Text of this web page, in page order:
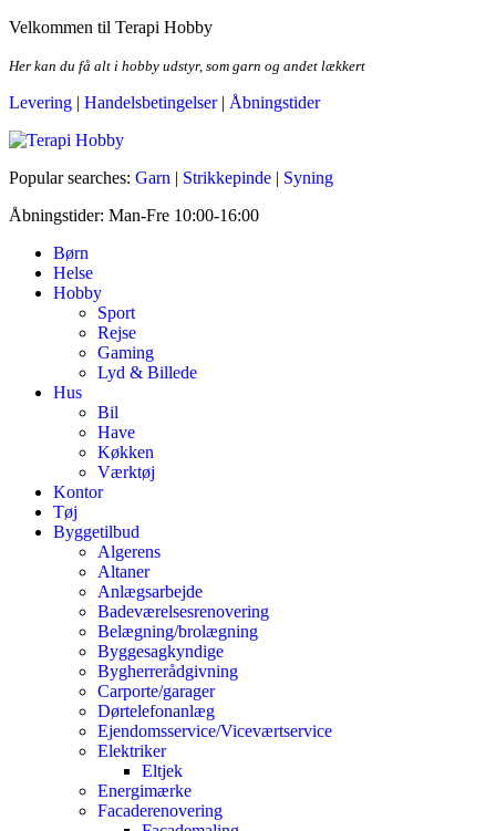
Skip
the
Velkommen til Terapi Hobby
Her kan du få alt i hobby udstyr, som garn og andet lækkert
Levering | Handelsbetingelser| Åbningstider
Terapi Hobby
Popular searches: Garn | Strikkepinde | Syning
Åbningstider: Man-Fre 10:00-16:00
Børn
Helse
Hobby
Sport
Rejse
Gaming
Lyd & Billede
Hus
Bil
Have
Køkken
Værktøj
Kontor
Tøj
Byggetilbud
Algerens
Altaner
Anlægsarbejde
Badeværelsesrenovering
Belægning/brolægning
Byggesagkyndige
Bygherrerådgivning
Carporte/garager
Dørtelefonanlæg
Ejendomsservice/Viceværtservice
Elektriker
Eltjek
Energimærke
Facaderenovering